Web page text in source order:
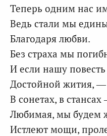
Теперь одним нас
Ведь стали мы
Благодаря любви.
Без страха мы
И если нашу повесть
Достойной жития,
В сонетах, в
Любимая, мы будем
Истлеют мощи,